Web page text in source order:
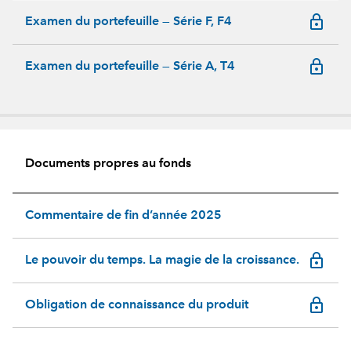
Examen du portefeuille — Série F, F4 lock_outline
Examen du portefeuille — Série A, T4 lock_outline
Documents propres au fonds
Commentaire de fin d’année 2025
Le pouvoir du temps. La magie de la croissance. lock_outline
Obligation de connaissance du produit lock_outline